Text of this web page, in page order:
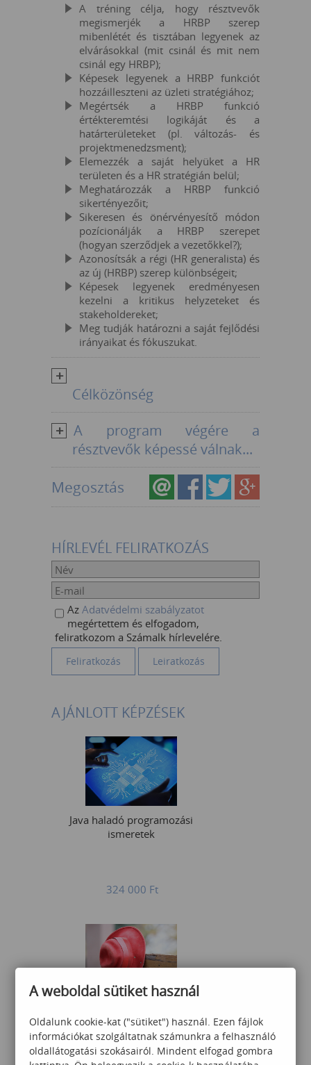
A tréning célja, hogy résztvevők
megismerjék a HRBP szerep
mibenlétét és tisztában legyenek az
elvárásokkal (mit csinál és mit nem
csinál egy HRBP);
Képesek legyenek a HRBP funkciót
hozzáilleszteni az üzleti stratégiához;
Megértsék a HRBP funkció
értékteremtési logikáját és a
határterületeket (pl. változás- és
projektmenedzsment);
Elemezzék a saját helyüket a HR
területen és a HR stratégián belül;
Meghatározzák a HRBP funkció
sikertényezőit;
Sikeresen és önérvényesítő módon
pozícionálják a HRBP szerepet
(hogyan szerződjek a vezetőkkel?);
Azonosítsák a régi (HR generalista) és
az új (HRBP) szerep különbségeit;
Képesek legyenek eredményesen
kezelni a kritikus helyzeteket és
stakeholdereket;
Meg tudják határozni a saját fejlődési
irányaikat és fókuszukat.
Célközönség
A program végére a
résztvevők képessé válnak...
Megosztás
HÍRLEVÉL FELIRATKOZÁS
Az Adatvédelmi szabályzatot
megértettem és elfogadom,
feliratkozom a Számalk hírlevelére.
AJÁNLOTT KÉPZÉSEK
Java haladó programozási
ismeretek
324 000 Ft
rendszeradminisztráció
A weboldal sütiket használ
Oldalunk cookie-kat ("sütiket") használ. Ezen fájlok
információkat szolgáltatnak számunkra a felhasználó
oldallátogatási szokásairól. Mindent elfogad gombra